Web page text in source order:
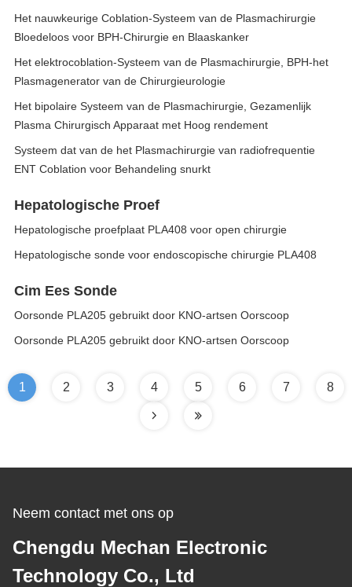
Het nauwkeurige Coblation-Systeem van de Plasmachirurgie
Bloedeloos voor BPH-Chirurgie en Blaaskanker
Het elektrocoblation-Systeem van de Plasmachirurgie, BPH-het
Plasmagenerator van de Chirurgieurologie
Het bipolaire Systeem van de Plasmachirurgie, Gezamenlijk
Plasma Chirurgisch Apparaat met Hoog rendement
Systeem dat van de het Plasmachirurgie van radiofrequentie
ENT Coblation voor Behandeling snurkt
Hepatologische Proef
Hepatologische proefplaat PLA408 voor open chirurgie
Hepatologische sonde voor endoscopische chirurgie PLA408
Cim Ees Sonde
Oorsonde PLA205 gebruikt door KNO-artsen Oorscoop
Oorsonde PLA205 gebruikt door KNO-artsen Oorscoop
1 2 3 4 5 6 7 8
Neem contact met ons op
Chengdu Mechan Electronic
Technology Co., Ltd